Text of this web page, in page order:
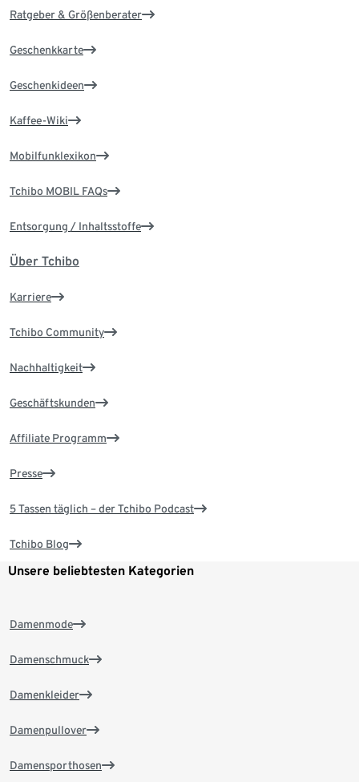
Ratgeber & Größenberater
Geschenkkarte
Geschenkideen
Kaffee-Wiki
Mobilfunklexikon
Tchibo MOBIL FAQs
Entsorgung / Inhaltsstoffe
Über Tchibo
Karriere
Tchibo Community
Nachhaltigkeit
Geschäftskunden
Affiliate Programm
Presse
5 Tassen täglich – der Tchibo Podcast
Tchibo Blog
Unsere beliebtesten Kategorien
Damenmode
Damenschmuck
Damenkleider
Damenpullover
Damensporthosen